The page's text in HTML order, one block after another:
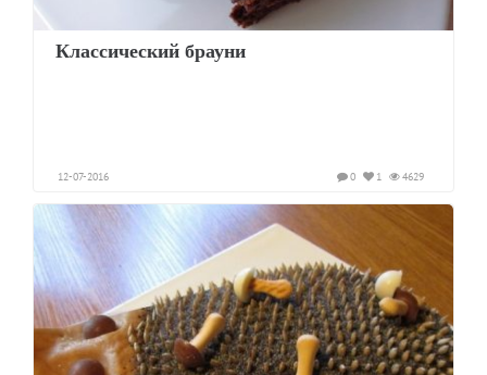
Классический брауни
12-07-2016 4629
1
0